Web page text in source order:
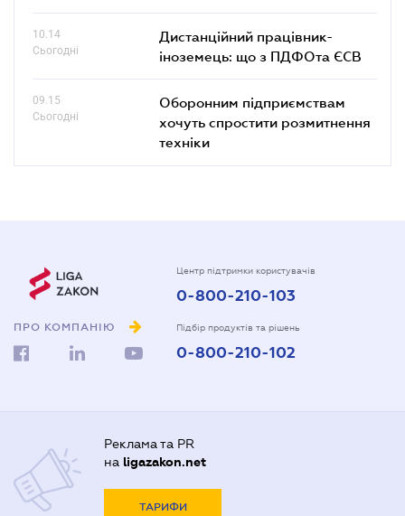
10.14
Сьогодні
Дистанційний працівник-
іноземець: що з ПДФОта ЄСВ
09.15
Сьогодні
Оборонним підприємствам
хочуть спростити розмитнення
техніки
ПРО КОМПАНІЮ
Центр підтримки користувачів
0-800-210-103
Підбір продуктів та рішень
0-800-210-102
Реклама та PR
на ligazakon.net
ТАРИФИ